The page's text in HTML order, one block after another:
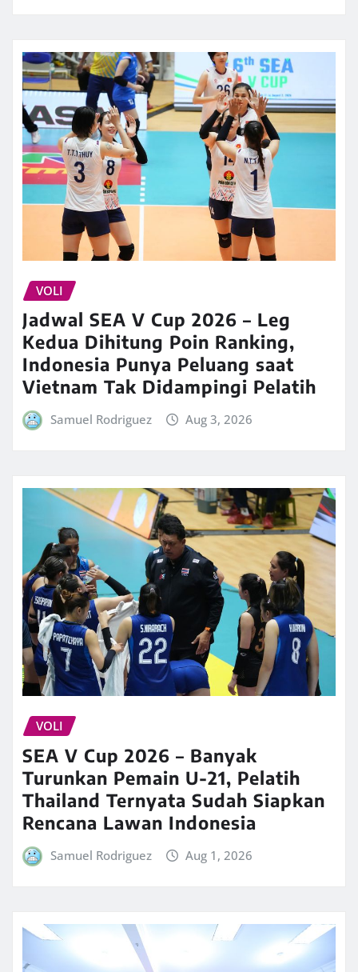
VOLI
Jadwal SEA V Cup 2026 – Leg
Kedua Dihitung Poin Ranking,
Indonesia Punya Peluang saat
Vietnam Tak Didampingi Pelatih
Samuel Rodriguez Aug 3, 2026
VOLI
SEA V Cup 2026 – Banyak
Turunkan Pemain U-21, Pelatih
Thailand Ternyata Sudah Siapkan
Rencana Lawan Indonesia
Samuel Rodriguez Aug 1, 2026